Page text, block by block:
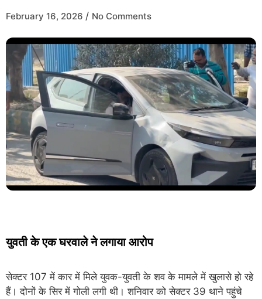
February 16, 2026 / No Comments
युवती के एक घरवाले ने लगाया आरोप
सेक्टर 107 में कार में मिले युवक-युवती के शव के मामले में खुलासे हो रहे
हैं। दोनों के सिर में गोली लगी थी। शनिवार को सेक्टर 39 थाने पहुंचे